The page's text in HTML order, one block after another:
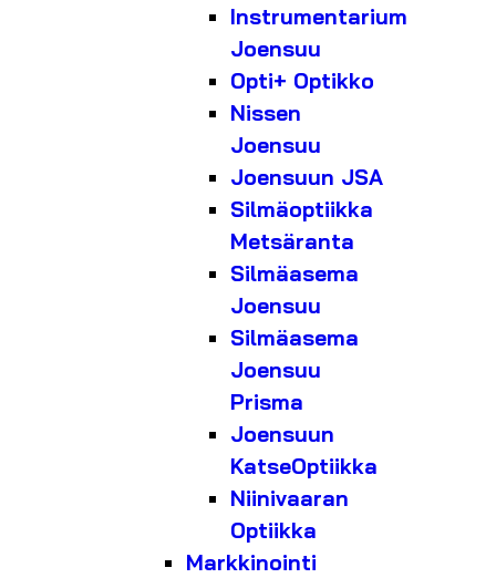
Instrumentarium
Joensuu
Opti+ Optikko
Nissen
Joensuu
Joensuun JSA
Silmäoptiikka
Metsäranta
Silmäasema
Joensuu
Silmäasema
Joensuu
Prisma
Joensuun
KatseOptiikka
Niinivaaran
Optiikka
Markkinointi